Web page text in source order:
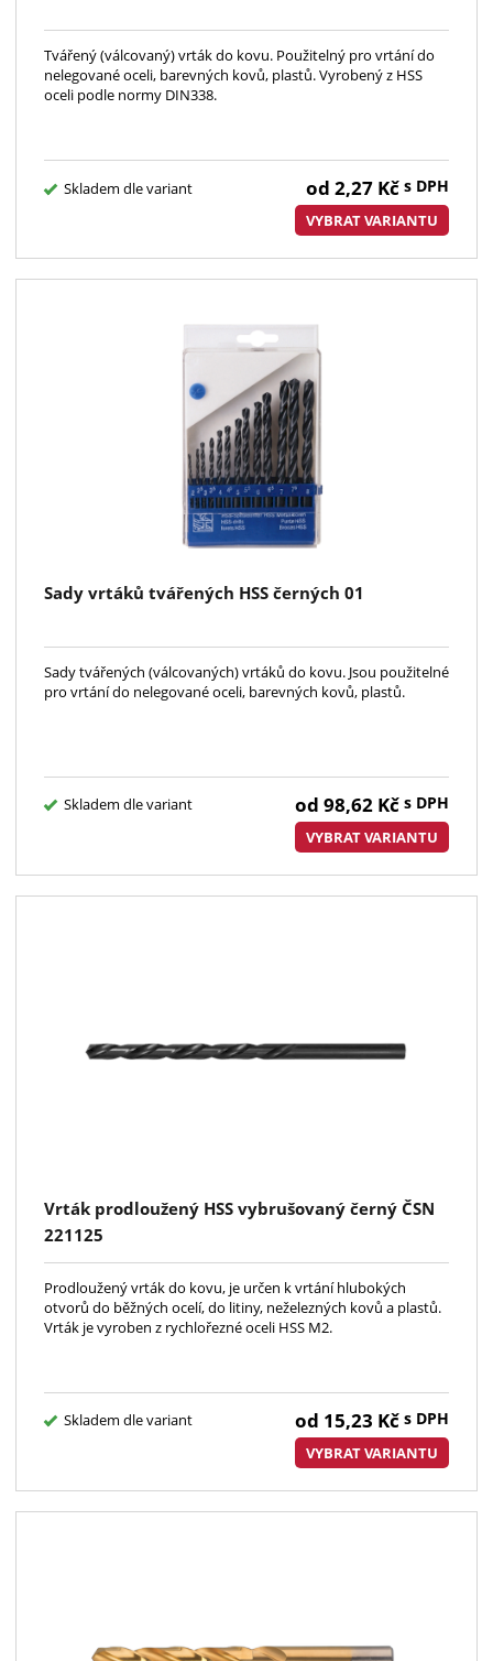
Tvářený (válcovaný) vrták do kovu. Použitelný pro vrtání do
nelegované oceli, barevných kovů, plastů. Vyrobený z HSS
oceli podle normy DIN338.
Skladem dle variant od 2,27 Kč s DPH
VYBRAT VARIANTU
Sady vrtáků tvářených HSS černých 01
Sady tvářených (válcovaných) vrtáků do kovu. Jsou použitelné
pro vrtání do nelegované oceli, barevných kovů, plastů.
Skladem dle variant od 98,62 Kč s DPH
VYBRAT VARIANTU
Vrták prodloužený HSS vybrušovaný černý ČSN
221125
Prodloužený vrták do kovu, je určen k vrtání hlubokých
otvorů do běžných ocelí, do litiny, neželezných kovů a plastů.
Vrták je vyroben z rychlořezné oceli HSS M2.
Skladem dle variant od 15,23 Kč s DPH
VYBRAT VARIANTU